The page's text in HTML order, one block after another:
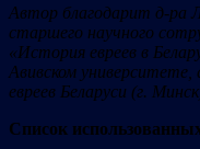
Автор благодарит д-ра
старшего научного
«История евреев в
Авивском
евреев Беларуси (г.
Список